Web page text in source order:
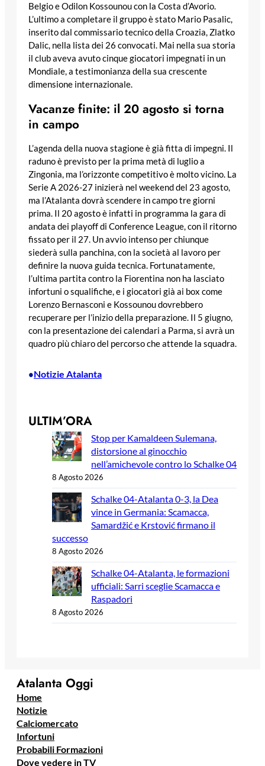
Belgio e Odilon Kossounou con la Costa d’Avorio.
L’ultimo a completare il gruppo è stato Mario Pasalic,
inserito dal commissario tecnico della Croazia, Zlatko
Dalic, nella lista dei 26 convocati. Mai nella sua storia
il club aveva avuto cinque giocatori impegnati in un
Mondiale, a testimonianza della sua crescente
dimensione internazionale.
Vacanze finite: il 20 agosto si torna
in campo
L’agenda della nuova stagione è già fitta di impegni. Il
raduno è previsto per la prima metà di luglio a
Zingonia, ma l’orizzonte competitivo è molto vicino. La
Serie A 2026-27 inizierà nel weekend del 23 agosto,
ma l’Atalanta dovrà scendere in campo tre giorni
prima. Il 20 agosto è infatti in programma la gara di
andata dei playoff di Conference League, con il ritorno
fissato per il 27. Un avvio intenso per chiunque
siederà sulla panchina, con la società al lavoro per
definire la nuova guida tecnica. Fortunatamente,
l’ultima partita contro la Fiorentina non ha lasciato
infortuni o squalifiche, e i giocatori già ai box come
Lorenzo Bernasconi e Kossounou dovrebbero
recuperare per l’inizio della preparazione. Il 5 giugno,
con la presentazione dei calendari a Parma, si avrà un
quadro più chiaro del percorso che attende la squadra.
•Notizie Atalanta
ULTIM’ORA
Stop per Kamaldeen Sulemana,
distorsione al ginocchio
nell’amichevole contro lo Schalke 04
8 Agosto 2026
Schalke 04-Atalanta 0-3, la Dea
vince in Germania: Scamacca,
Samardžić e Krstović firmano il
successo
8 Agosto 2026
Schalke 04-Atalanta, le formazioni
ufficiali: Sarri sceglie Scamacca e
Raspadori
8 Agosto 2026
Atalanta Oggi
Home
Notizie
Calciomercato
Infortuni
Probabili Formazioni
Dove vedere in TV